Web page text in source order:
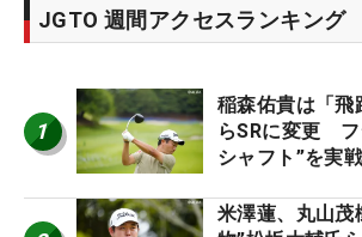
JGTO 週間アクセスランキング
1
稲森佑貴は「飛
らSRに変更 フ
シャフト”を実
ーのヒトネタ！
米澤蓮、丸山茂